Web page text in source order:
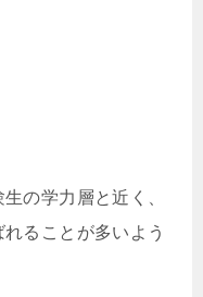
の学力層と近く、
ることが多いよう